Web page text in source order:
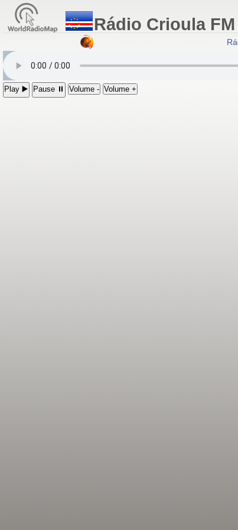
Rádio Crioula
Play ▶️ Pause ⏸ Volume - Volume +